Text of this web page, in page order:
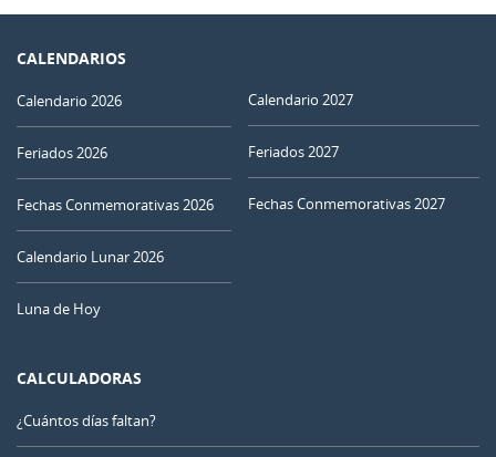
CALENDARIOS
Calendario 2026
Feriados 2026
Fechas Conmemorativas 2026
Calendario Lunar 2026
Luna de Hoy
Calendario 2027
Feriados 2027
Fechas Conmemorativas 2027
CALCULADORAS
¿Cuántos días faltan?